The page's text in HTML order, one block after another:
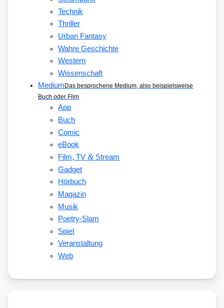
Technik
Thriller
Urban Fantasy
Wahre Geschichte
Western
Wissenschaft
Medium Das besprochene Medium, also beispielsweise
Buch oder Film
App
Buch
Comic
eBook
Film, TV&Stream
Gadget
Hörbuch
Magazin
Musik
Poetry-Slam
Spiel
Veranstaltung
Web